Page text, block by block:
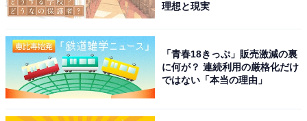
理想と現実
「青春18きっぷ」販売激減の裏
に何が？ 連続利用の厳格化だけ
ではない「本当の理由」